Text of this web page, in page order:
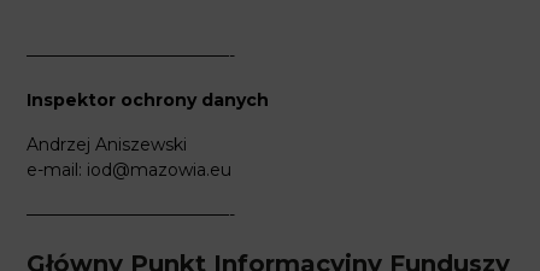
————————————-
Inspektor ochrony danych
Andrzej Aniszewski
e-mail: iod@mazowia.eu
————————————-
Główny Punkt Informacyjny Funduszy